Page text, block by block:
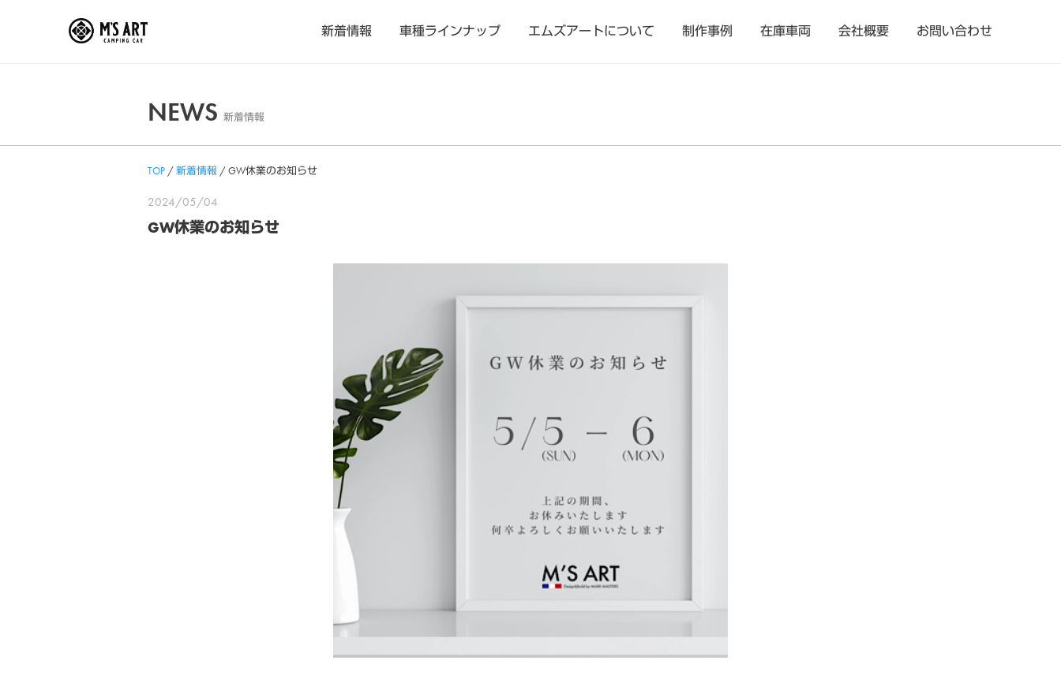
新着情報 車種ラインナップ エムズアートについて 制作事例 在庫車両 会社概要 お問い合わせ
NEWS 新着情報
TOP /新着情報 /GW休業のお知らせ
2024/05/04
GW休業のお知らせ